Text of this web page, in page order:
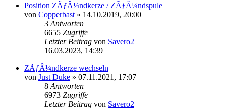
Position ZÃƒÂ¼ndkerze / ZÃƒÂ¼ndspule
von Copperbast » 14.10.2019, 20:00
3 Antworten
6655 Zugriffe
Letzter Beitrag von Savero2
16.03.2023, 14:39
ZÃƒÂ¼ndkerze wechseln
von Just Duke » 07.11.2021, 17:07
8 Antworten
6973 Zugriffe
Letzter Beitrag von Savero2